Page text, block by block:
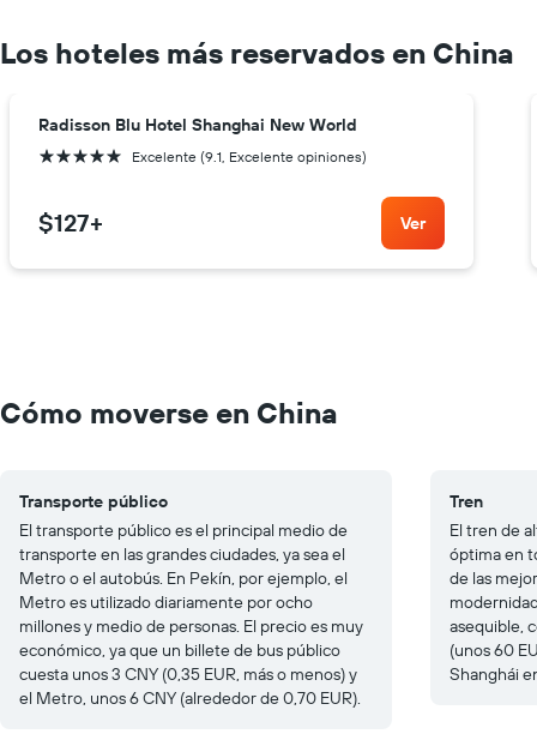
Los hoteles más reservados en China
Radisson Blu Hotel Shanghai New World
5 estrellas Excelente (9.1, Excelente opiniones)
$127+ Ver
Cómo moverse en China
Transporte público
El transporte público es el principal medio de
transporte en las grandes ciudades, ya sea el
Metro o el autobús. En Pekín, por ejemplo, el
Metro es utilizado diariamente por ocho
millones y medio de personas. El precio es muy
económico, ya que un billete de bus público
cuesta unos 3 CNY (0,35 EUR, más o menos) y
el Metro, unos 6 CNY (alrededor de 0,70 EUR).
Tren
El tren de
óptima en
de las
asequible,
(unos 60
Shanghái